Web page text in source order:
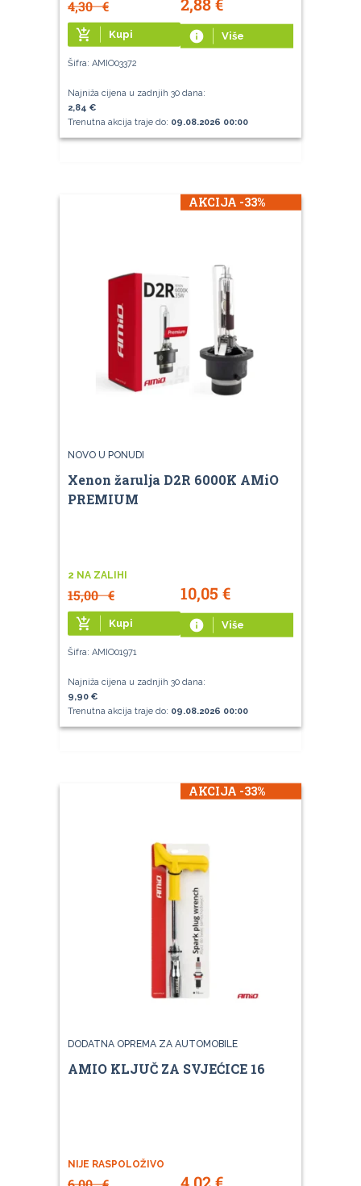
4,30€
add_shopping_cart Kupi info Više
Šifra: AMIO03372
Najniža cijena u zadnjih 30 dana:
2,84 €
Trenutna akcija traje do: 09.08.2026 00:00
AKCIJA -33%
NOVO U PONUDI
Xenon žarulja D2R 6000K AMiO
PREMIUM
2 NA ZALIHI
15,00€ 10,05 €
add_shopping_cart Kupi info Više
Šifra: AMIO01971
Najniža cijena u zadnjih 30 dana:
9,90 €
Trenutna akcija traje do: 09.08.2026 00:00
AKCIJA -33%
DODATNA OPREMA ZA AUTOMOBILE
AMIO KLJUČ ZA SVJEĆICE 16
NIJE RASPOLOŽIVO
4,02€